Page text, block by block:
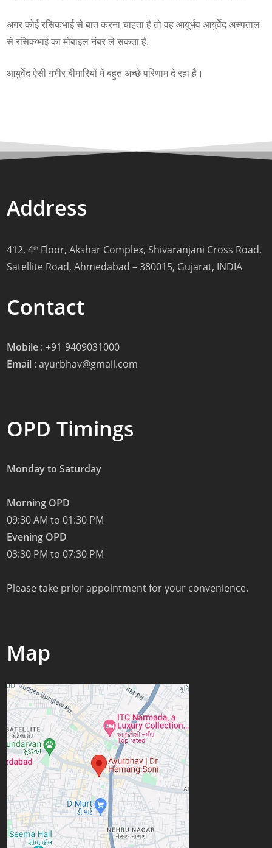
अगर कोई रसिकभाई से बात करना चाहता है तो वह आयुर्भव आयुर्वेद अस्पताल
से रसिकभाई का मोबाइल नंबर ले सकता है.
आयुर्वेद ऐसी गंभीर बीमारियों में बहुत अच्छे परिणाम दे रहा है।
Address
412, 4th Floor, Akshar Complex, Shivaranjani Cross Road,
Satellite Road, Ahmedabad – 380015, Gujarat, INDIA
Contact
Mobile :+91-9409031000
Email :ayurbhav@gmail.com
OPD Timings
Monday to Saturday
Morning OPD
09:30 AM to 01:30 PM
Evening OPD
03:30 PM to 07:30 PM
Please take prior appointment for your convenience.
Map